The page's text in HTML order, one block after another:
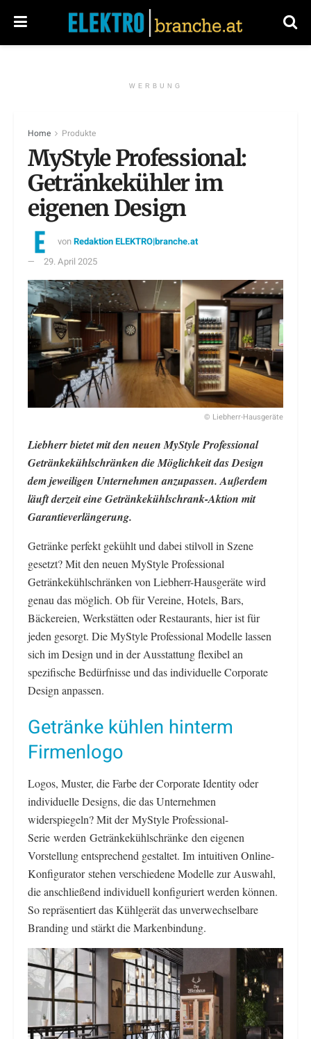
WERBUNG
Home Produkte
MyStyle Professional:
Getränkekühler im
eigenen Design
vonRedaktion ELEKTRO|branche.at
29. April 2025
© Liebherr-Hausgeräte
Liebherr bietet mit den neuen MyStyle Professional
Getränkekühlschränken die Möglichkeit das Design
dem jeweiligen Unternehmen anzupassen. Außerdem
läuft derzeit eine Getränkekühlschrank-Aktion mit
Garantieverlängerung.
Getränke perfekt gekühlt und dabei stilvoll in Szene
gesetzt? Mit den neuen MyStyle Professional
Getränkekühlschränken von Liebherr-Hausgeräte wird
genau das möglich. Ob für Vereine, Hotels, Bars,
Bäckereien, Werkstätten oder Restaurants, hier ist für
jeden gesorgt. Die MyStyle Professional Modelle lassen
sich im Design und in der Ausstattung flexibel an
spezifische Bedürfnisse und das individuelle Corporate
Design anpassen.
Getränke kühlen hinterm
Firmenlogo
Logos, Muster, die Farbe der Corporate Identity oder
individuelle Designs, die das Unternehmen
widerspiegeln? Mit der MyStyle Professional-
Serie werden Getränkekühlschränke den eigenen
Vorstellung entsprechend gestaltet. Im intuitiven Online-
Konfigurator stehen verschiedene Modelle zur Auswahl,
die anschließend individuell konfiguriert werden können.
So repräsentiert das Kühlgerät das unverwechselbare
Branding und stärkt die Markenbindung.